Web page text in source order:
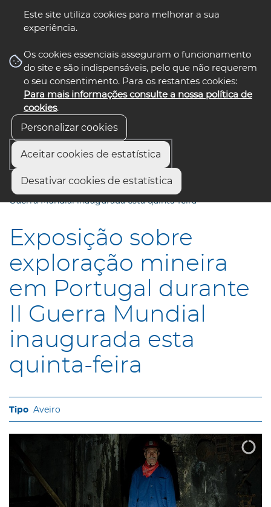
Este site utiliza cookies para melhorar a sua
experiência.
Os cookies essenciais asseguram o funcionamento
do site e são indispensáveis, pelo que não requerem
o seu consentimento. Para os restantes cookies:
Para mais informações consulte a nossa política de
cookies.
Personalizar cookies
Aceitar cookies de estatística
Desativar cookies de estatística
nos select language
Início
Exposição sobre exploração mineira em Portugal durante II
Guerra Mundial inaugurada esta quinta-feira
Exposição sobre
exploração mineira
em Portugal durante
II Guerra Mundial
inaugurada esta
quinta-feira
Aveiro